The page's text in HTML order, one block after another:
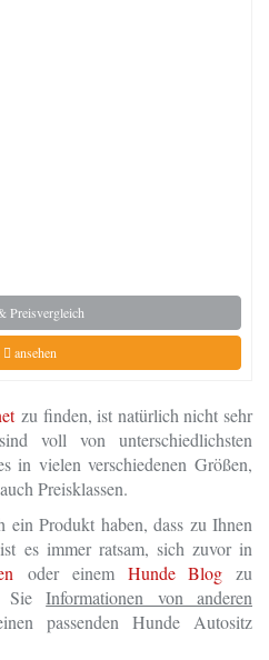
Preisvergleich
ansehen
zu finden, ist natürlich nicht sehr
voll von unterschiedlichsten
in vielen verschiedenen Größen,
Preisklassen.
Produkt haben, dass zu Ihnen
es immer ratsam, sich zuvor in
oder einem Hunde Blog zu
SieInformationen von anderen
passenden Hunde Autositz